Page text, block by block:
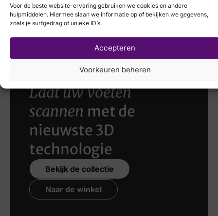
Voor de beste website-ervaring gebruiken we cookies en andere
hulpmiddelen. Hiermee slaan we informatie op of bekijken we gegevens,
zoals je surfgedrag of unieke ID’s.
Accepteren
Voorkeuren beheren
Remonte
Laat uw voeten
scannen met de
nieuwste 3D
technologie
Bekijk de collectie
Naar de winkel